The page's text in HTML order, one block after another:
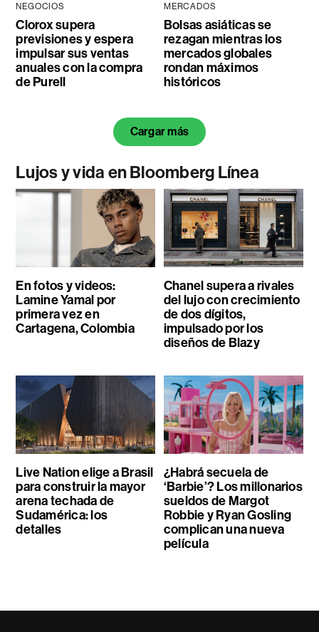
NEGOCIOS
Clorox supera
previsiones y espera
impulsar sus ventas
anuales con la compra
de Purell
MERCADOS
Bolsas asiáticas se
rezagan mientras los
mercados globales
rondan máximos
históricos
Cargar más
Lujos y vida en Bloomberg Línea
En fotos y videos:
Lamine Yamal por
primera vez en
Cartagena, Colombia
Chanel supera a rivales
del lujo con crecimiento
de dos dígitos,
impulsado por los
diseños de Blazy
Live Nation elige a Brasil
para construir la mayor
arena techada de
Sudamérica: los
detalles
¿Habrá secuela de
‘Barbie’? Los millonarios
sueldos de Margot
Robbie y Ryan Gosling
complican una nueva
película